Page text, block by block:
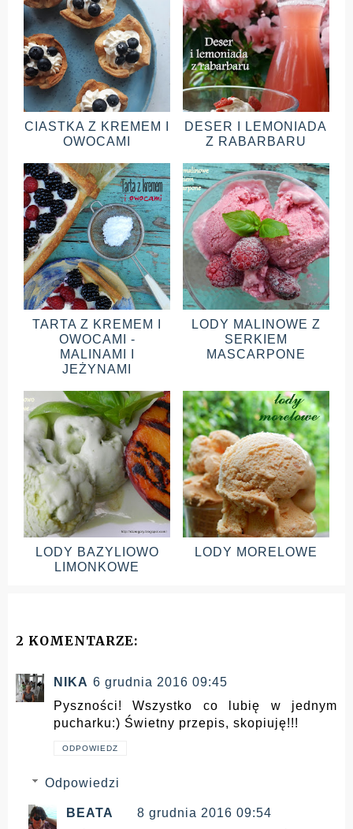
CIASTKA Z KREMEM I
OWOCAMI
DESER I LEMONIADA
Z RABARBARU
TARTA Z KREMEM I
OWOCAMI -
MALINAMI I
JEŻYNAMI
LODY MALINOWE Z
SERKIEM
MASCARPONE
LODY BAZYLIOWO
LIMONKOWE
LODY MORELOWE
2 KOMENTARZE:
NIKA 6 grudnia 2016 09:45
Pyszności! Wszystko co lubię w jednym
pucharku:) Świetny przepis, skopiuję!!!
ODPOWIEDZ
Odpowiedzi
BEATA
8 grudnia 2016 09:54